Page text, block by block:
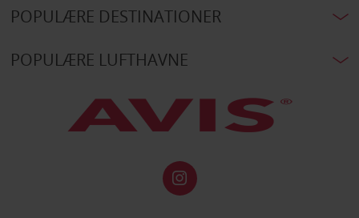
POPULÆRE DESTINATIONER
POPULÆRE LUFTHAVNE